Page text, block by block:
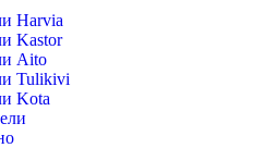
Harvia
Kastor
Aito
Tulikivi
Kota